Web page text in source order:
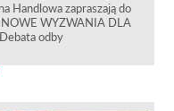
Handlowa zapraszają do
WYZWANIA DLA
odby